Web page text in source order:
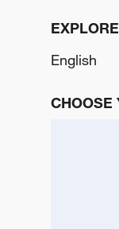
English
CHOOSE